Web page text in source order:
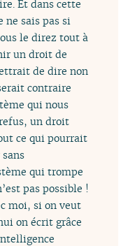
Et dans cette
ne sais pas si
le direz tout à
un droit de
de dire non
contraire
qui nous
un droit
ce qui pourrait
qui trompe
pas possible !
moi, si on veut
on écrit grâce